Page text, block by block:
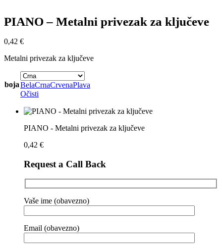
PIANO – Metalni privezak za ključeve
0,42 €
Metalni privezak za ključeve
bojaBelaCrnaCrvenaPlava
Očisti
PIANO - Metalni privezak za ključeve
0,42 €
Request a Call Back
Vaše ime (obavezno)
Email (obavezno)